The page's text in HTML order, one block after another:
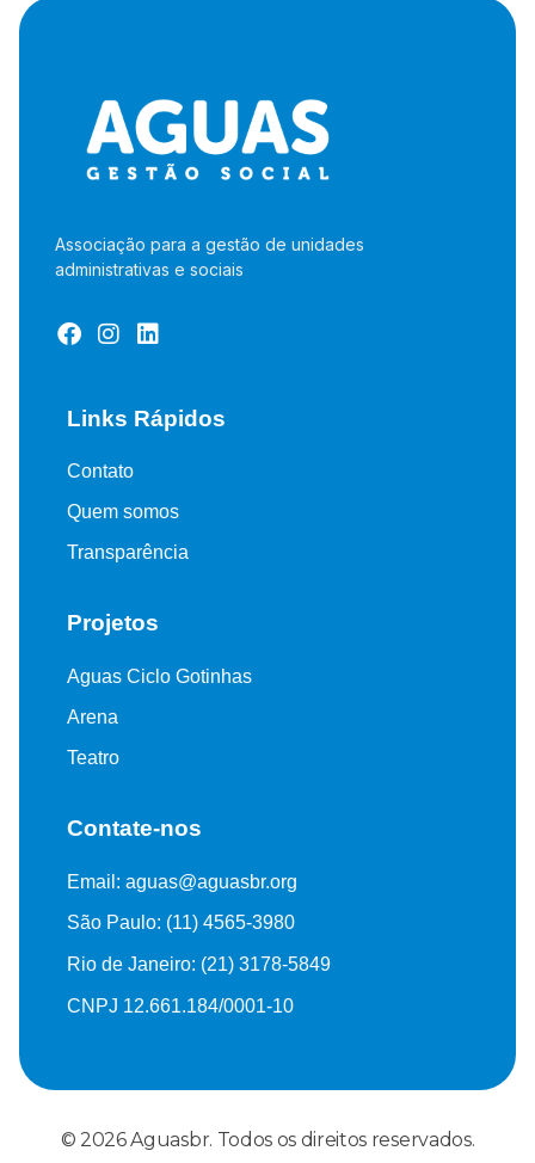
Associação para a gestão de unidades
administrativas e sociais
Links Rápidos
Contato
Quem somos
Transparência
Projetos
Aguas Ciclo Gotinhas
Arena
Teatro
Contate-nos
Email: aguas@aguasbr.org
São Paulo: (11) 4565-3980
Rio de Janeiro: (21) 3178-5849
CNPJ 12.661.184/0001-10
© 2026 Aguasbr. Todos os direitos reservados.